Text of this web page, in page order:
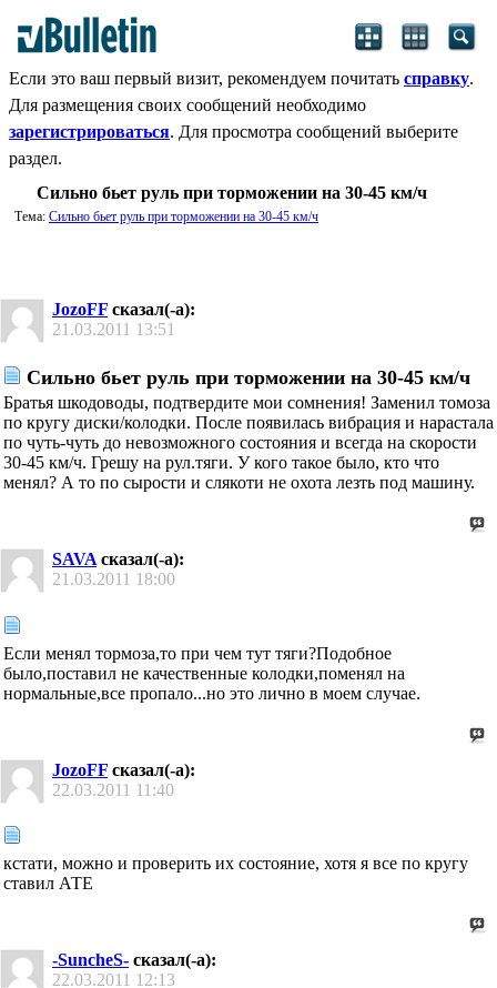
Если это ваш первый визит, рекомендуем почитать справку.
Для размещения своих сообщений необходимо
зарегистрироваться. Для просмотра сообщений выберите
раздел.
Сильно бьет руль при торможении на 30-45 км/ч
Тема: Сильно бьет руль при торможении на 30-45 км/ч
JozoFF сказал(-а):
21.03.2011 13:51
Сильно бьет руль при торможении на 30-45 км/ч
Братья шкодоводы, подтвердите мои сомнения! Заменил томоза
по кругу диски/колодки. После появилась вибрация и нарастала
по чуть-чуть до невозможного состояния и всегда на скорости
30-45 км/ч. Грешу на рул.тяги. У кого такое было, кто что
менял? А то по сырости и слякоти не охота лезть под машину.
SAVA сказал(-а):
21.03.2011 18:00
Если менял тормоза,то при чем тут тяги?Подобное
было,поставил не качественные колодки,поменял на
нормальные,все пропало...но это лично в моем случае.
JozoFF сказал(-а):
22.03.2011 11:40
кстати, можно и проверить их состояние, хотя я все по кругу
ставил АТЕ
-SuncheS- сказал(-а):
22.03.2011 12:13